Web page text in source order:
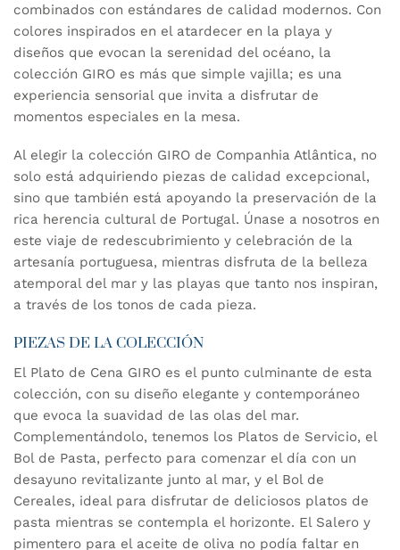
combinados con estándares de calidad modernos. Con
colores inspirados en el atardecer en la playa y
diseños que evocan la serenidad del océano, la
colección GIRO es más que simple vajilla; es una
experiencia sensorial que invita a disfrutar de
momentos especiales en la mesa.
Al elegir la colección GIRO de Companhia Atlântica, no
solo está adquiriendo piezas de calidad excepcional,
sino que también está apoyando la preservación de la
rica herencia cultural de Portugal. Únase a nosotros en
este viaje de redescubrimiento y celebración de la
artesanía portuguesa, mientras disfruta de la belleza
atemporal del mar y las playas que tanto nos inspiran,
a través de los tonos de cada pieza.
PIEZAS DE LA COLECCIÓN
El Plato de Cena GIRO es el punto culminante de esta
colección, con su diseño elegante y contemporáneo
que evoca la suavidad de las olas del mar.
Complementándolo, tenemos los Platos de Servicio, el
Bol de Pasta, perfecto para comenzar el día con un
desayuno revitalizante junto al mar, y el Bol de
Cereales, ideal para disfrutar de deliciosos platos de
pasta mientras se contempla el horizonte. El Salero y
pimentero para el aceite de oliva no podía faltar en